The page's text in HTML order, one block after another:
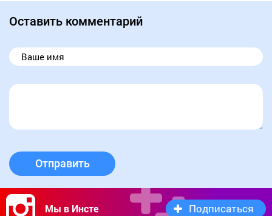
Оставить комментарий
Отправить
Мы в Инсте Подписаться